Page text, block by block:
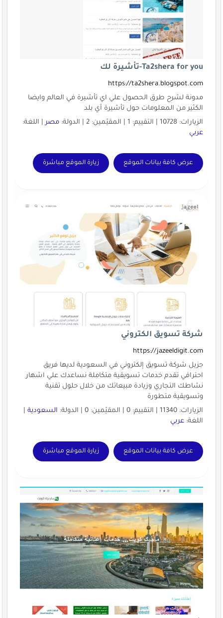
Ta2shera for you-تأشيرة لك
https://ta2shera.blogspot.com
مدونة لشرح طرق الحصول علي اي تأشيرة في العالم وايضا
الكثير من المعلومات حول تأشيرة أي بلد
الزيارات: 10728 | التقييم: 1 | المقيّمين: 2 | الدولة:
مصر| اللغة:
عربي
عرض كافة بيانات الموقع زيارة الموقع مباشرة
شركة تسويق الكتروني
https://jazeeldigit.com
جزيل شركة تسويق إلكتروني في السعودية لديها فريق
احترافي تقدم خدمات تسويقية متكاملة نساعدك علي اشهار
نشاطك التجاري وزيادة مبيعاتك من خلال حلول تقنية
وتسويقية متطورة
الزيارات: 11340 | التقييم: 0 | المقيّمين: 0 | الدولة:
السعودية|
اللغة: عربي
عرض كافة بيانات الموقع زيارة الموقع مباشرة